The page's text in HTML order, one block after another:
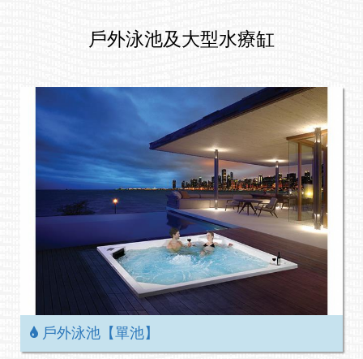
戶外泳池及大型水療缸
戶外泳池【單池】